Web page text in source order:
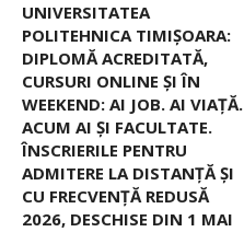
UNIVERSITATEA
POLITEHNICA TIMIȘOARA:
DIPLOMĂ ACREDITATĂ,
CURSURI ONLINE ȘI ÎN
WEEKEND: AI JOB. AI VIAȚĂ.
ACUM AI ȘI FACULTATE.
ÎNSCRIERILE PENTRU
ADMITERE LA DISTANȚĂ ȘI
CU FRECVENȚĂ REDUSĂ
2026, DESCHISE DIN 1 MAI